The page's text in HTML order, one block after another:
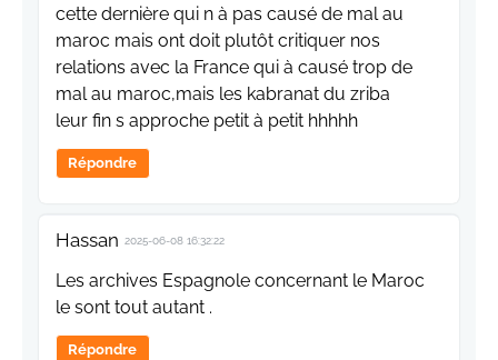
cette dernière qui n à pas causé de mal au
maroc mais ont doit plutôt critiquer nos
relations avec la France qui à causé trop de
mal au maroc,mais les kabranat du zriba
leur fin s approche petit à petit hhhhh
Répondre
Hassan 2025-06-08 16:32:22
Les archives Espagnole concernant le Maroc
le sont tout autant .
Répondre